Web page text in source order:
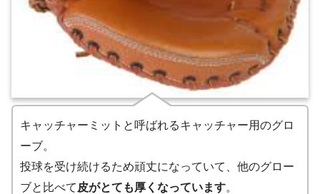
キャッチャーミットと呼ばれるキャッチャー用のグロ
ーブ。
投球を受け続けるため頑丈になっていて、他のグロー
ブと比べて 皮がとても厚くなっています。